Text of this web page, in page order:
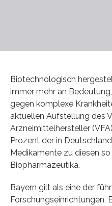
Biotechnologisch
immer mehr an
gegen komplexe
aktuellen Aufstellung des
Arzneimittelhersteller
Prozent der in
Medikamente zu diesen
Biopharmazeutika.
Bayern gilt als eine der
Forschungseinrichtungen,